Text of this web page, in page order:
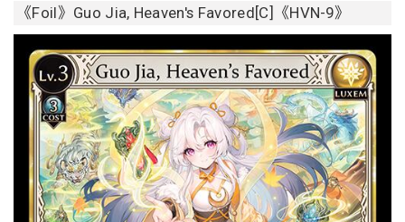
《Foil》Guo Jia, Heaven's Favored[C]《HVN-9》